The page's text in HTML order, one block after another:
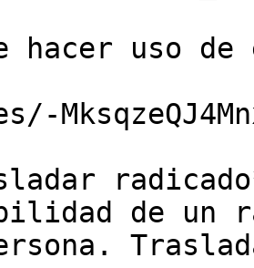
hacer uso de
de un